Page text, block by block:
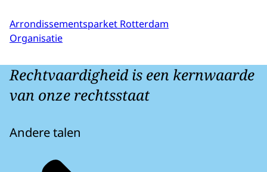
Arrondissementsparket Rotterdam
Organisatie
Rechtvaardigheid is een kernwaarde
van onze rechtsstaat
Andere talen